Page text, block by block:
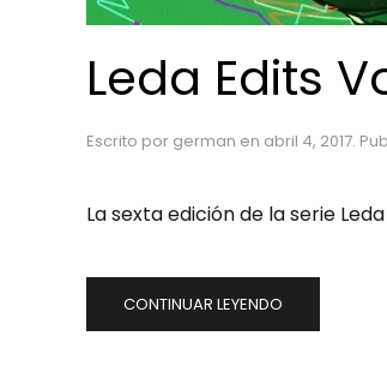
Leda Edits
Escrito por german en abril 4, 2017.
La sexta edición de la serie
CONTINUAR LEYENDO